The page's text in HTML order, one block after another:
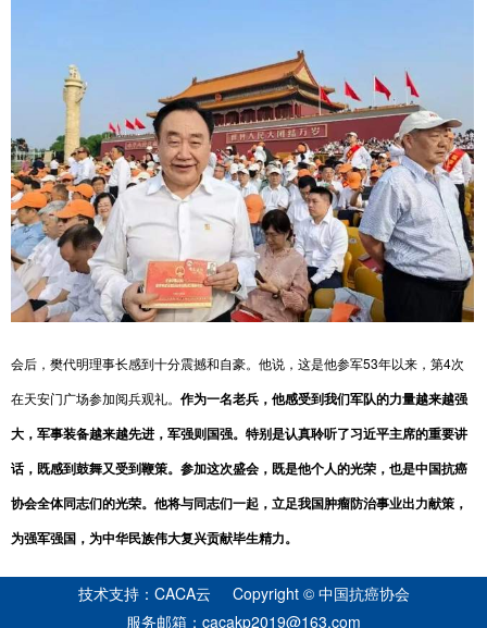
会后，樊代明理事长感到十分震撼和自豪。他说，这是他参军53年以来，第4次
在天安门广场参加阅兵观礼。 作为一名老兵，他感受到我们军队的力量越来越强
大，军事装备越来越先进，军强则国强。特别是认真聆听了习近平主席的重要讲
话，既感到鼓舞又受到鞭策。参加这次盛会，既是他个人的光荣，也是中国抗癌
协会全体同志们的光荣。他将与同志们一起，立足我国肿瘤防治事业出力献策，
为强军强国，为中华民族伟大复兴贡献毕生精力。
技术支持：CACA云 Copyright © 中国抗癌协会
服务邮箱：cacakp2019@163.com